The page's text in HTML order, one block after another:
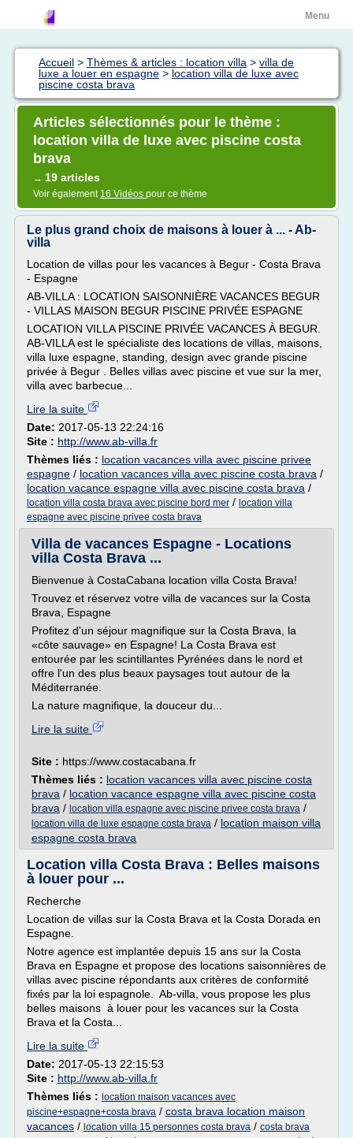
Menu
Accueil > Thèmes & articles : location villa > villa de
luxe a louer en espagne > location villa de luxe avec
piscine costa brava
Articles sélectionnés pour le thème :
location villa de luxe avec piscine costa
brava
→ 19 articles
Voir également 16 Vidéos pour ce thème
Le plus grand choix de maisons à louer à ... - Ab-
villa
Location de villas pour les vacances à Begur - Costa Brava
- Espagne
AB-VILLA : LOCATION SAISONNIÈRE VACANCES BEGUR
- VILLAS MAISON BEGUR PISCINE PRIVÉE ESPAGNE
LOCATION VILLA PISCINE PRIVÉE VACANCES À BEGUR.
AB-VILLA est le spécialiste des locations de villas, maisons,
villa luxe espagne, standing, design avec grande piscine
privée à Begur . Belles villas avec piscine et vue sur la mer,
villa avec barbecue...
Lire la suite
Date: 2017-05-13 22:24:16
Site : http://www.ab-villa.fr
Thèmes liés : location vacances villa avec piscine privee
espagne / location vacances villa avec piscine costa brava /
location vacance espagne villa avec piscine costa brava /
location villa costa brava avec piscine bord mer / location villa
espagne avec piscine privee costa brava
Villa de vacances Espagne - Locations
villa Costa Brava ...
Bienvenue à CostaCabana location villa Costa Brava!
Trouvez et réservez votre villa de vacances sur la Costa
Brava, Espagne
Profitez d'un séjour magnifique sur la Costa Brava, la
«côte sauvage» en Espagne! La Costa Brava est
entourée par les scintillantes Pyrénées dans le nord et
offre l'un des plus beaux paysages tout autour de la
Méditerranée.
La nature magnifique, la douceur du...
Lire la suite
Site : https://www.costacabana.fr
Thèmes liés : location vacances villa avec piscine costa
brava / location vacance espagne villa avec piscine costa
brava / location villa espagne avec piscine privee costa brava /
location villa de luxe espagne costa brava / location maison villa
espagne costa brava
Location villa Costa Brava : Belles maisons
à louer pour ...
Recherche
Location de villas sur la Costa Brava et la Costa Dorada en
Espagne.
Notre agence est implantée depuis 15 ans sur la Costa
Brava en Espagne et propose des locations saisonnières de
villas avec piscine répondants aux critères de conformité
fixés par la loi espagnole. Ab-villa, vous propose les plus
belles maisons à louer pour les vacances sur la Costa
Brava et la Costa...
Lire la suite
Date: 2017-05-13 22:15:53
Site : http://www.ab-villa.fr
Thèmes liés : location maison vacances avec
piscine+espagne+costa brava / costa brava location maison
vacances / location villa 15 personnes costa brava / costa brava